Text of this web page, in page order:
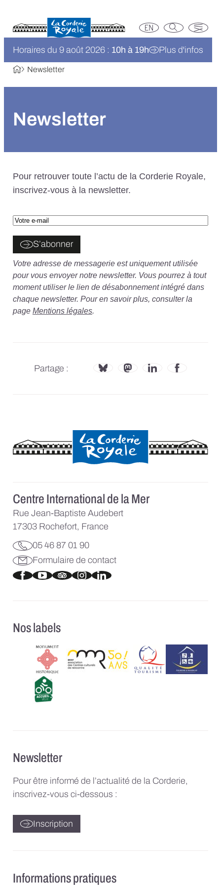
Horaires du 9 août 2026 : 10h à 19h Plus d'infos
Newsletter
Newsletter
Pour retrouver toute l’actu de la Corderie Royale,
inscrivez-vous à la newsletter.
Votre e-mail
S’abonner
Votre adresse de messagerie est uniquement utilisée
pour vous envoyer notre newsletter. Vous pourrez à tout
moment utiliser le lien de désabonnement intégré dans
chaque newsletter. Pour en savoir plus, consulter la
page Mentions légales.
Partage :
Coordonnées
Centre International de la Mer
Rue Jean-Baptiste Audebert
17303 Rochefort, France
05 46 87 01 90
Formulaire de contact
Nos labels
Newsletter
Pour être informé de l’actualité de la Corderie,
inscrivez-vous ci-dessous :
Inscription
Informations pratiques